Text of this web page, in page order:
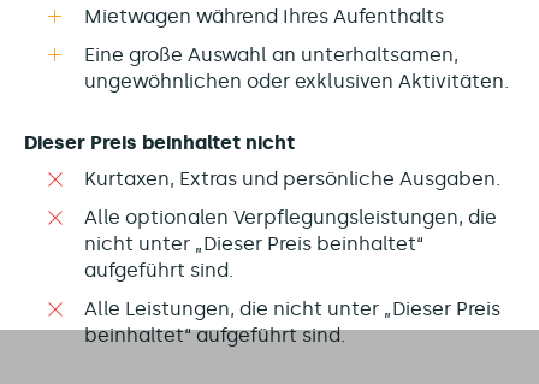
Mietwagen während Ihres Aufenthalts
Eine große Auswahl an unterhaltsamen,
ungewöhnlichen oder exklusiven Aktivitäten.
Dieser Preis beinhaltet nicht
Kurtaxen, Extras und persönliche Ausgaben.
Alle optionalen Verpflegungsleistungen, die
nicht unter „Dieser Preis beinhaltet“
aufgeführt sind.
Alle Leistungen, die nicht unter „Dieser Preis
beinhaltet“ aufgeführt sind.